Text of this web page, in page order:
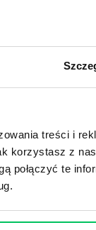
treści i
korzystasz z
połączyć te
potrafi być